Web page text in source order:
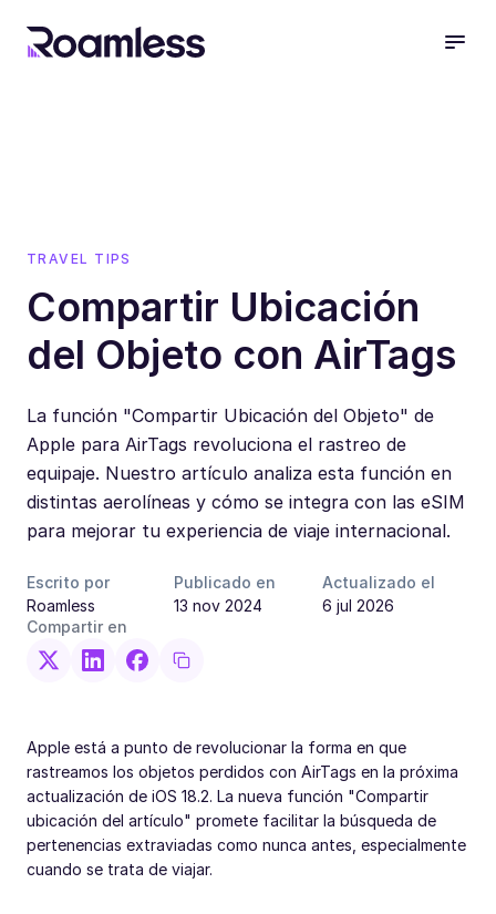
TRAVEL TIPS
Compartir Ubicación
del Objeto con AirTags
La función "Compartir Ubicación del Objeto" de
Apple para AirTags revoluciona el rastreo de
equipaje. Nuestro artículo analiza esta función en
distintas aerolíneas y cómo se integra con las eSIM
para mejorar tu experiencia de viaje internacional.
Escrito por
Roamless
Publicado en
13 nov 2024
Actualizado el
6 jul 2026
Compartir en
Apple está a punto de revolucionar la forma en que
rastreamos los objetos perdidos con AirTags en la próxima
actualización de iOS 18.2. La nueva función "Compartir
ubicación del artículo" promete facilitar la búsqueda de
pertenencias extraviadas como nunca antes, especialmente
cuando se trata de viajar.